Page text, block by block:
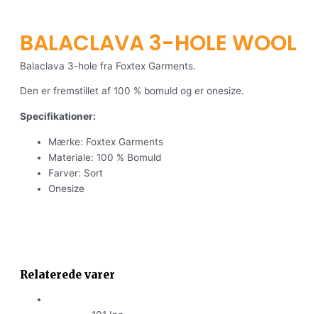
BALACLAVA 3-HOLE WOOL
Balaclava 3-hole fra Foxtex Garments.
Den er fremstillet af 100 % bomuld og er onesize.
Specifikationer:
Mærke: Foxtex Garments
Materiale: 100 % Bomuld
Farver: Sort
Onesize
Relaterede varer